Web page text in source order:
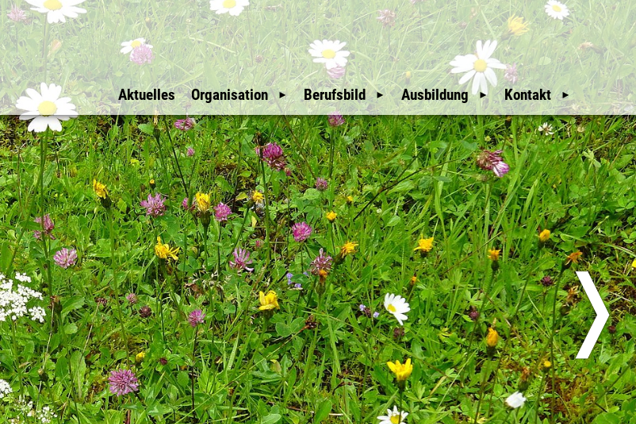
Aktuelles Organisation
Überblick
Vorstand
Vorstandsmitglieder
BFI Vertreter
Rechnungsprüfer
Berufsbild
Wir Waldaufseher
Unsere Geschichte
Ausbildung
Auswahl und
Ausbildung
Kontakt
Allgemein
Impressum
Datenschutz
Ihre Werbung bei
uns?
E-Mail
Waldaufseher Tirols
Überblick
Innsbruck Stadt
Innsbruck Land
Schwaz
Kufstein
Kitzbühel
Osttirol
Imst
Reutte
Landeck
Mitgliederbereich
An- & Abmeldung
Mitglieder
Weitere Hinweise
Downloads
Nützliche Links
Sitemap
Erweiterte Suche
❭